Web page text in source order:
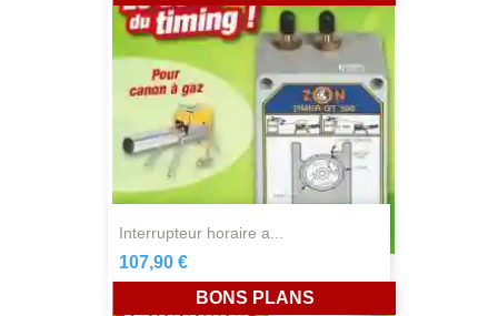
interrupteur horaire a...
107,90 €
BONS PLANS